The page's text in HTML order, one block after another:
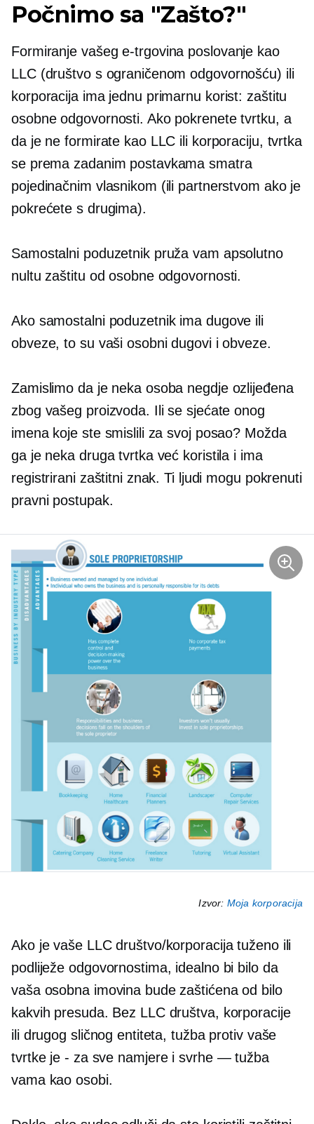
Počnimo sa "Zašto?"
Formiranje vašege-trgovina poslovanje kao
LLC (društvo s ograničenom odgovornošću) ili
korporacija ima jednu primarnu korist: zaštitu
osobne odgovornosti. Ako pokrenete tvrtku, a
da je ne formirate kao LLC ili korporaciju, tvrtka
se prema zadanim postavkama smatra
pojedinačnim vlasnikom (ili partnerstvom ako je
pokrećete s drugima).
Samostalni poduzetnik pruža vam apsolutno
nultu zaštitu od osobne odgovornosti.
Ako samostalni poduzetnik ima dugove ili
obveze, to su vaši osobni dugovi i obveze.
Zamislimo da je neka osoba negdje ozlijeđena
zbog vašeg proizvoda. Ili se sjećate onog
imena koje ste smislili za svoj posao? Možda
ga je neka druga tvrtka već koristila i ima
registrirani zaštitni znak. Ti ljudi mogu pokrenuti
pravni postupak.
Izvor: Moja korporacija
Ako je vaše LLC društvo/korporacija tuženo ili
podliježe odgovornostima, idealno bi bilo da
vaša osobna imovina bude zaštićena od bilo
kakvih presuda. Bez LLC društva, korporacije
ili drugog sličnog entiteta, tužba protiv vaše
tvrtke je- za sve namjere i svrhe — tužba
vama kao osobi.